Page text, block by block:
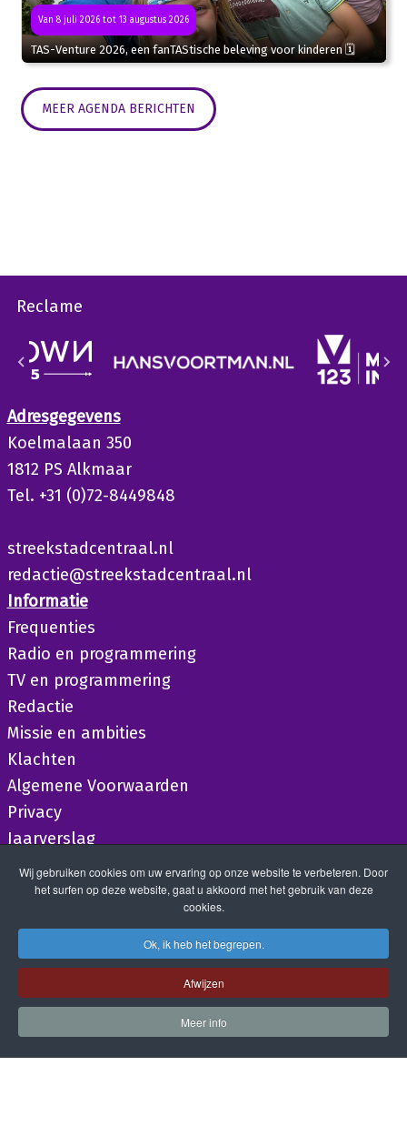
Van 8 juli 2026 tot 13 augustus 2026
TAS-Venture 2026, een fanTAStische beleving voor kinderen 🗓
MEER AGENDA BERICHTEN
Reclame
Adresgegevens
Koelmalaan 350
1812 PS Alkmaar
Tel. +31 (0)72-8449848
streekstadcentraal.nl
redactie@streekstadcentraal.nl
Informatie
Frequenties
Radio en programmering
TV en programmering
Redactie
Missie en ambities
Klachten
Algemene Voorwaarden
Privacy
Jaarverslag
Wij gebruiken cookies om uw ervaring op onze website te verbeteren. Door
het surfen op deze website, gaat u akkoord met het gebruik van deze
cookies.
Ok, ik heb het begrepen.
Afwijzen
Meer info